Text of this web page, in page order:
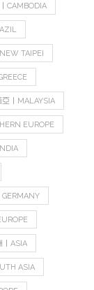
CAMBODIA
TAIPEI
亞丨MALAYSIA
EUROPE
丨ASIA
ASIA